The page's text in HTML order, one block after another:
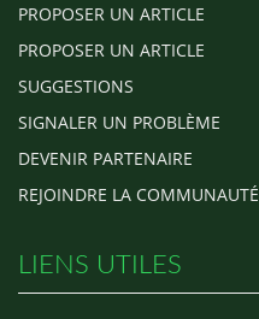
PROPOSER UN ARTICLE
PROPOSER UN ARTICLE
SUGGESTIONS
SIGNALER UN PROBLÈME
DEVENIR PARTENAIRE
REJOINDRE LA COMMUNAUTÉ
LIENS UTILES